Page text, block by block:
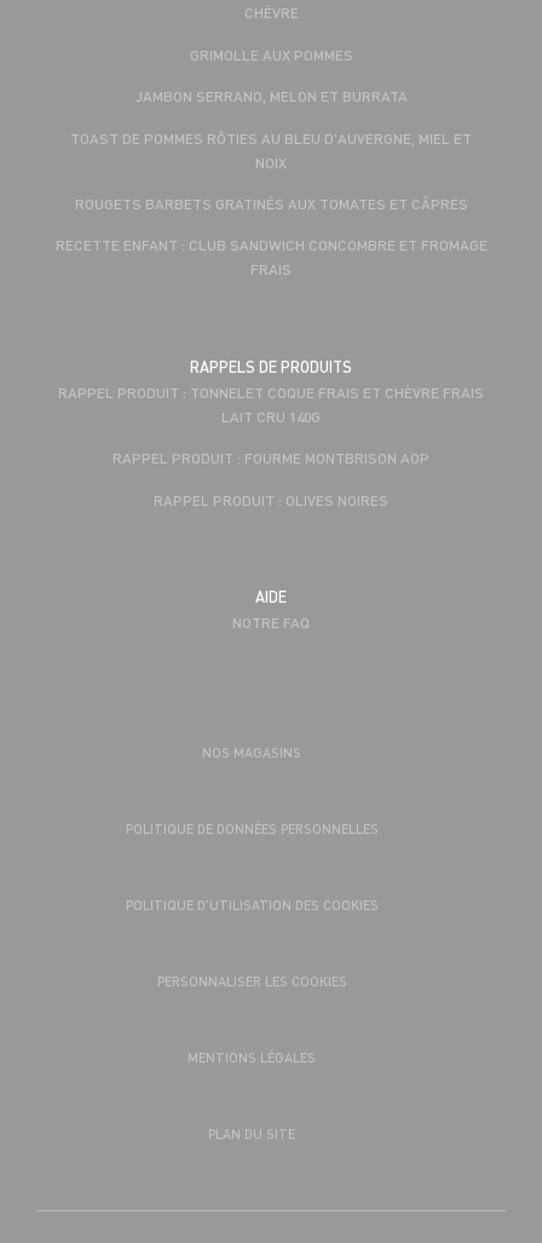
CHÈVRE
GRIMOLLE AUX POMMES
JAMBON SERRANO, MELON ET BURRATA
TOAST DE POMMES RÔTIES AU BLEU D'AUVERGNE, MIEL ET
NOIX
ROUGETS BARBETS GRATINÉS AUX TOMATES ET CÂPRES
RECETTE ENFANT : CLUB SANDWICH CONCOMBRE ET FROMAGE
FRAIS
RAPPELS DE PRODUITS
RAPPEL PRODUIT : TONNELET COQUE FRAIS ET CHÈVRE FRAIS
LAIT CRU 140G
RAPPEL PRODUIT : FOURME MONTBRISON AOP
RAPPEL PRODUIT : OLIVES NOIRES
AIDE
NOTRE FAQ
NOS MAGASINS
POLITIQUE DE DONNÉES PERSONNELLES
POLITIQUE D’UTILISATION DES COOKIES
PERSONNALISER LES COOKIES
MENTIONS LÉGALES
PLAN DU SITE